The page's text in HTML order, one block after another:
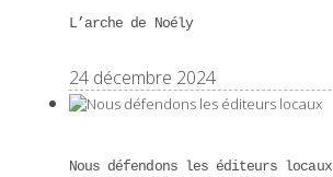
L’arche de Noély
24 décembre 2024
Nous défendons les éditeurs locaux